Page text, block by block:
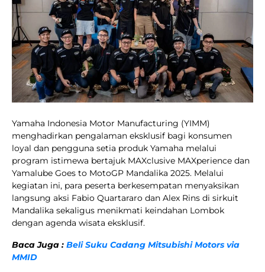
Yamaha Indonesia Motor Manufacturing (YIMM)
menghadirkan pengalaman eksklusif bagi konsumen
loyal dan pengguna setia produk Yamaha melalui
program istimewa bertajuk MAXclusive MAXperience dan
Yamalube Goes to MotoGP Mandalika 2025. Melalui
kegiatan ini, para peserta berkesempatan menyaksikan
langsung aksi Fabio Quartararo dan Alex Rins di sirkuit
Mandalika sekaligus menikmati keindahan Lombok
dengan agenda wisata eksklusif.
Baca Juga : Beli Suku Cadang Mitsubishi Motors via
MMID